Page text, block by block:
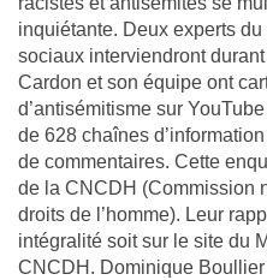
inquiétante. Deux experts
sociaux interviendront
Cardon et son équipe ont
d’antisémitisme sur
de 628 chaînes
de commentaires. Cette
de la CNCDH (Commission
droits de l’homme). Leur
intégralité soit sur le site du
CNCDH. Dominique